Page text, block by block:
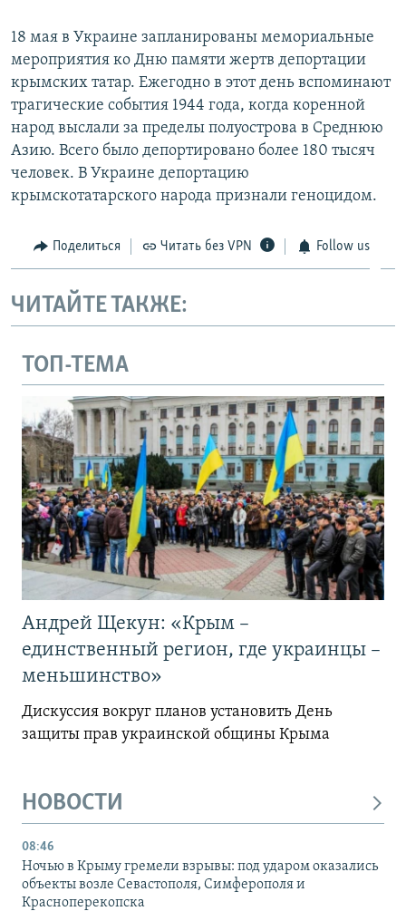
18 мая в Украине запланированы мемориальные
мероприятия ко Дню памяти жертв депортации
крымских татар. Ежегодно в этот день вспоминают
трагические события 1944 года, когда коренной
народ выслали за пределы полуострова в Среднюю
Азию. Всего было депортировано более 180 тысяч
человек. В Украине депортацию
крымскотатарского народа признали геноцидом.
Поделиться Читать без VPN Follow us
ЧИТАЙТЕ ТАКЖЕ:
ТОП-ТЕМА
Андрей Щекун: «Крым –
единственный регион, где украинцы –
меньшинство»
Дискуссия вокруг планов установить День
защиты прав украинской общины Крыма
НОВОСТИ
08:46
Ночью в Крыму гремели взрывы: под ударом оказались
объекты возле Севастополя, Симферополя и
Красноперекопска